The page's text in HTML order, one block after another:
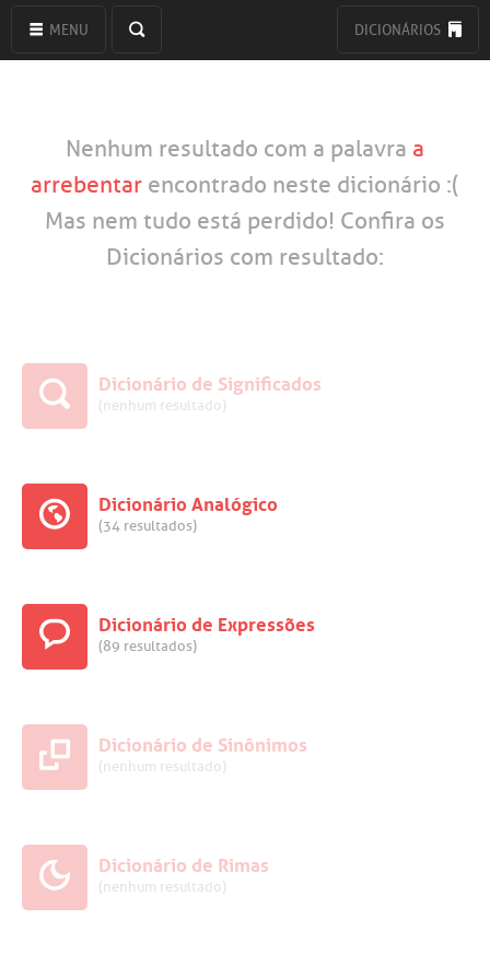
MENU DICIONÁRIOS
Nenhum resultado com a palavra a
arrebentar encontrado neste dicionário :(
Mas nem tudo está perdido! Confira os
Dicionários com resultado:
Dicionário de Significados
(nenhum resultado)
Dicionário Analógico
(34 resultados)
Dicionário de Expressões
(89 resultados)
Dicionário de Sinônimos
(nenhum resultado)
Dicionário de Rimas
(nenhum resultado)